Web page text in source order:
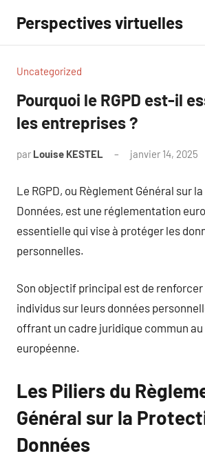
contenu
Perspectives virtuelles
Uncategorized
Pourquoi le RGPD est-il
les entreprises ?
par Louise KESTEL janvier 14, 2025
Le RGPD, ou Règlement Général sur
Données, est une réglementation
essentielle qui vise à protéger les
personnelles.
Son objectif principal est de
individus sur leurs données
offrant un cadre juridique commun au
européenne.
Les Piliers du
Général sur la
Données